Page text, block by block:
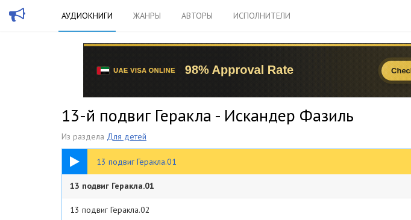
АУДИОКНИГИ ЖАНРЫ АВТОРЫ ИСПОЛНИТЕЛИ
13-й подвиг Геракла - Искандер Фазиль
Из раздела Для детей
13 подвиг Геракла.01
06:52
13 подвиг Геракла.01
13 подвиг Геракла.02